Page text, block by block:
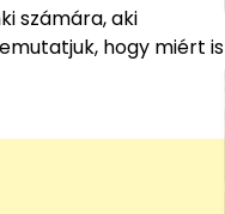
számára, aki
hogy miért is